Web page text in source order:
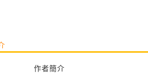
作者簡介